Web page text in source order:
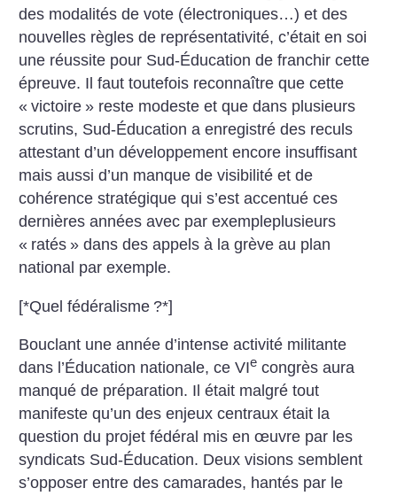
des modalités de vote (électroniques…) et des
nouvelles règles de représentativité, c’était en soi
une réussite pour Sud-Éducation de franchir cette
épreuve. Il faut toutefois reconnaître que cette
« victoire » reste modeste et que dans plusieurs
scrutins, Sud-Éducation a enregistré des reculs
attestant d’un développement encore insuffisant
mais aussi d’un manque de visibilité et de
cohérence stratégique qui s’est accentué ces
dernières années avec par exempleplusieurs
« ratés » dans des appels à la grève au plan
national par exemple.
[*Quel fédéralisme ?*]
Bouclant une année d’intense activité militante
dans l’Éducation nationale, ce VIe congrès aura
manqué de préparation. Il était malgré tout
manifeste qu’un des enjeux centraux était la
question du projet fédéral mis en œuvre par les
syndicats Sud-Éducation. Deux visions semblent
s’opposer entre des camarades, hantés par le